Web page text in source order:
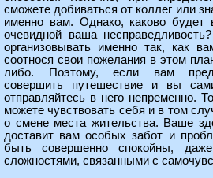
сможете добиваться от коллег или
именно вам. Однако, каково будет
очевидной ваша
организовывать именно так, как
соотнося свои пожелания в этом
либо. Поэтому, если вам
совершить путешествие и вы
отправляйтесь в него непременно.
можете чувствовать себя и в том
о смене места жительства. Ваше
доставит вам особых забот и
быть совершенно спокойны,
сложностями, связанными с